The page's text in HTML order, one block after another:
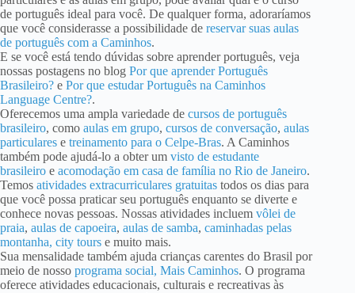
de português ideal para você. De qualquer forma, adoraríamos
que você considerasse a possibilidade de reservar suas aulas
de português com a Caminhos.
E se você está tendo dúvidas sobre aprender português, veja
nossas postagens no blog Por que aprender Português
Brasileiro? e Por que estudar Português na Caminhos
Language Centre?.
Oferecemos uma ampla variedade de cursos de português
brasileiro, como aulas em grupo, cursos de conversação, aulas
particulares e treinamento para o Celpe-Bras. A Caminhos
também pode ajudá-lo a obter um visto de estudante
brasileiro e acomodação em casa de família no Rio de Janeiro.
Temos atividades extracurriculares gratuitas todos os dias para
que você possa praticar seu português enquanto se diverte e
conhece novas pessoas. Nossas atividades incluem vôlei de
praia, aulas de capoeira, aulas de samba, caminhadas pelas
montanha, city tours e muito mais.
Sua mensalidade também ajuda crianças carentes do Brasil por
meio de nosso programa social, Mais Caminhos. O programa
oferece atividades educacionais, culturais e recreativas às